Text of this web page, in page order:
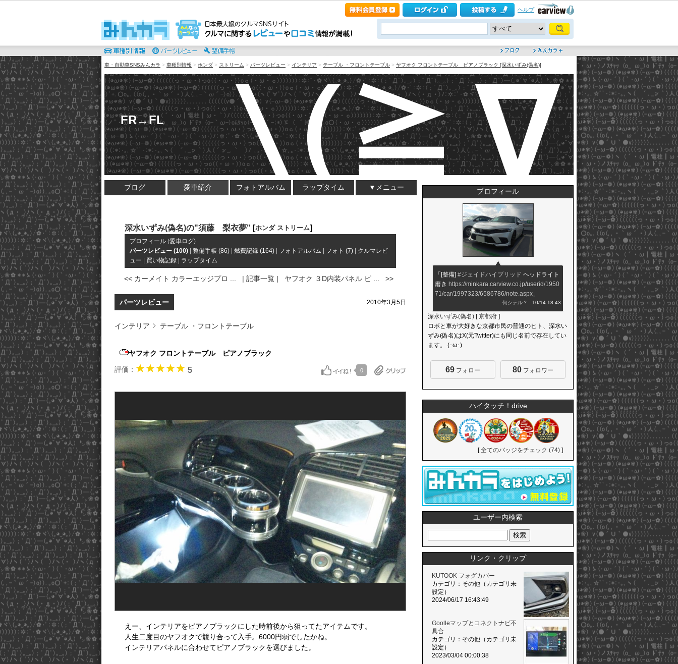
ヘルプ
車・自動車SNSみんカラ > 車種別情報 > ホンダ > ストリーム > パーツレビュー > インテリア > テーブル ・フロントテーブル > ヤフオク フロントテーブル ピアノブラック [深水いずみ(偽名)]
FR→FL
ブログ 愛車紹介 フォトアルバム ラップタイム ▼メニュー
深水いずみ(偽名)の"須藤 梨衣夢" [ホンダ ストリーム]
プロフィール (愛車ログ)
パーツレビュー (100)
整備手帳 (86) 燃費記録 (164) フォトアルバム フォト (7)
クルマレビ
ュー
買い物記録 ラップタイム
<< カーメイト カラーエッジプロ ... | 記事一覧 | ヤフオク ３D内装パネル ピ ... >>
パーツレビュー 2010年3月5日
インテリア テーブル ・フロントテーブル
ヤフオク フロントテーブル ピアノブラック
評価：
5 0
えー、インテリアをピアノブラックにした時前後から狙ってたアイテムです。
人生二度目のヤフオクで競り合って入手。6000円弱でしたかね。
インテリアパネルに合わせてピアノブラックを選びました。
プロフィール
「[整備] #ジェイドハイブリッド ヘッドライト
磨き https://minkara.carview.co.jp/userid/1950
71/car/1997323/6586786/note.aspx 」
何シテル？ 10/14 18:43
深水いずみ(偽名) [京都府 ]
ロボと車が大好きな京都市民の普通のヒト、深水い
ずみ(偽名)はX(元Twitter)にも同じ名前で存在してい
ます。 (･ω･)
69 フォロー 80 フォロワー
ハイタッチ！drive
[全てのバッジをチェック (74) ]
ユーザー内検索
リンク・クリップ
KUTOOK フォグカバー
カテゴリ：その他（カテゴリ未
設定）
2024/06/17 16:43:49
Goolleマップとコネクトナビ不
具合
カテゴリ：その他（カテゴリ未
設定）
2023/03/04 00:00:38